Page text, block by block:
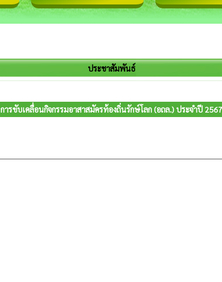
ประชาสัมพันธ์
การขับเคลื่อนกิจกรรมอาสาสมัครท้องถิ่นรักษ์โลก (อถล.) ประจำปี 2567